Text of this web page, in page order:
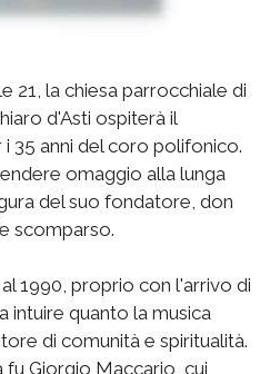
21, la chiesa parrocchiale di
d'Asti ospiterà il
35 anni del coro polifonico.
omaggio alla lunga
del suo fondatore, don
scomparso.
1990, proprio con l'arrivo di
intuire quanto la musica
di comunità e spiritualità.
fu Giorgio Maccario, cui